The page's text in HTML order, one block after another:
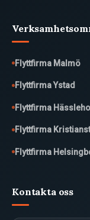
Flyttfirma Malmö
Flyttfirma Ystad
Flyttfirma
Flyttfirma
Flyttfirma
Kontakta oss